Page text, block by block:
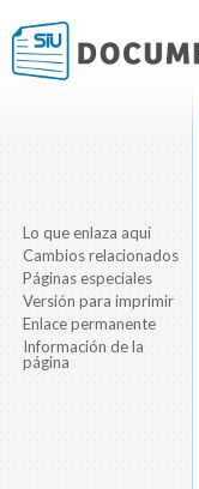
Lo que enlaza aquí
Cambios relacionados
Páginas especiales
Versión para imprimir
Enlace permanente
Información de la
página